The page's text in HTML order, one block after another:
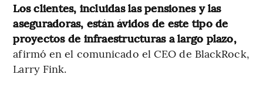
Los clientes, incluidas las pensiones y las
aseguradoras, están ávidos de este tipo de
proyectos de infraestructuras a largo plazo,
afirmó en el comunicado el CEO de BlackRock,
Larry Fink.